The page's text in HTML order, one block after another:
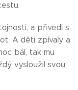
a přivedl s
A děti zpívaly a
bál, tak mu
vysloužil svou